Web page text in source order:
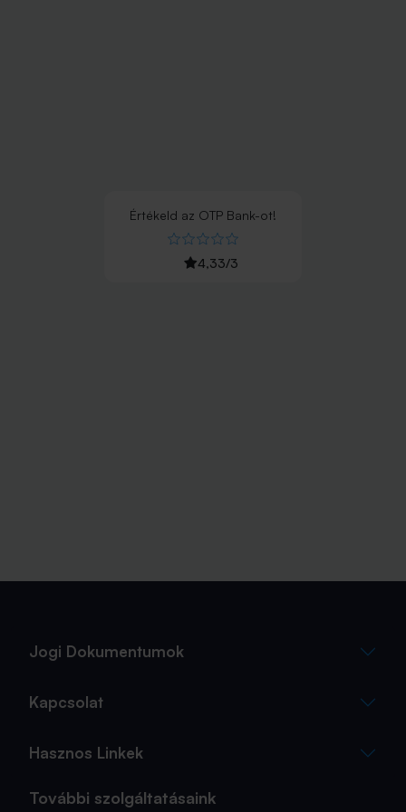
Értékeld az OTP Bank-ot!
4,33/3
Jogi Dokumentumok
Kapcsolat
Hasznos Linkek
További szolgáltatásaink